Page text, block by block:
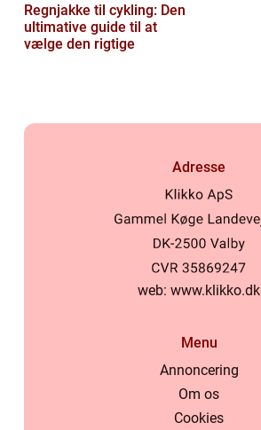
Regnjakke til cykling: Den
ultimative guide til at
vælge den rigtige
Adresse
web: www.klikko.dk
Menu
Annoncering
Om os
Cookies